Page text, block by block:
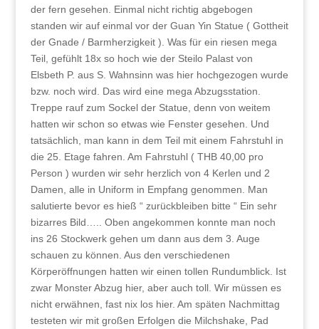
der fern gesehen. Einmal nicht richtig abgebogen
standen wir auf einmal vor der Guan Yin Statue ( Gottheit
der Gnade / Barmherzigkeit ). Was für ein riesen mega
Teil, gefühlt 18x so hoch wie der Steilo Palast von
Elsbeth P. aus S. Wahnsinn was hier hochgezogen wurde
bzw. noch wird. Das wird eine mega Abzugsstation.
Treppe rauf zum Sockel der Statue, denn von weitem
hatten wir schon so etwas wie Fenster gesehen. Und
tatsächlich, man kann in dem Teil mit einem Fahrstuhl in
die 25. Etage fahren. Am Fahrstuhl ( THB 40,00 pro
Person ) wurden wir sehr herzlich von 4 Kerlen und 2
Damen, alle in Uniform in Empfang genommen. Man
salutierte bevor es hieß “ zurückbleiben bitte “ Ein sehr
bizarres Bild….. Oben angekommen konnte man noch
ins 26 Stockwerk gehen um dann aus dem 3. Auge
schauen zu können. Aus den verschiedenen
Körperöffnungen hatten wir einen tollen Rundumblick. Ist
zwar Monster Abzug hier, aber auch toll. Wir müssen es
nicht erwähnen, fast nix los hier. Am späten Nachmittag
testeten wir mit großen Erfolgen die Milchshake, Pad